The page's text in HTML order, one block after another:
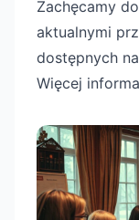
Zachęcamy
aktualnymi
dostępnych
Więcej